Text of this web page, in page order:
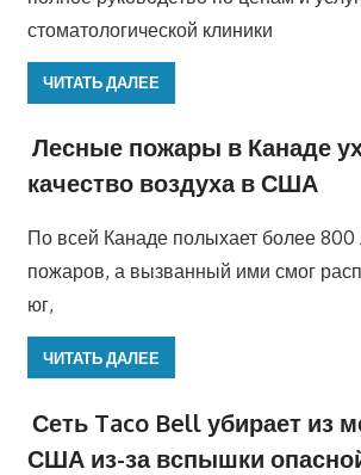
стоматологической клиники
ЧИТАТЬ ДАЛЕЕ
Лесные пожары в Канаде
качество воздуха в США
По всей Канаде полыхает более 800
пожаров, а вызванный ими смог
юг,
ЧИТАТЬ ДАЛЕЕ
Сеть Taco Bell убирает из
США из-за вспышки